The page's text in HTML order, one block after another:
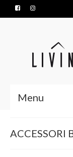
Menu
ACCESSORI